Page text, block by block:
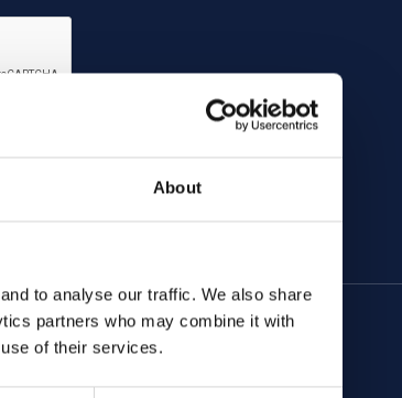
About
to analyse our traffic. We also share
partners who may combine it with
of their services.